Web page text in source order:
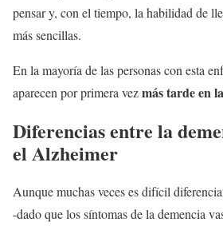
pensar y, con el tiempo, la habilidad de
más sencillas.
En la mayoría de las personas con esta
aparecen por primera vezmás tarde en
Diferencias entre la
el Alzheimer
Aunque muchas veces es difícil
-dado que los síntomas de la demencia